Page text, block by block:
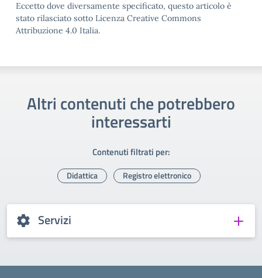
Eccetto dove diversamente specificato, questo articolo è
stato rilasciato sotto Licenza Creative Commons
Attribuzione 4.0 Italia.
Altri contenuti che potrebbero
interessarti
Contenuti filtrati per:
Didattica Registro elettronico
Servizi